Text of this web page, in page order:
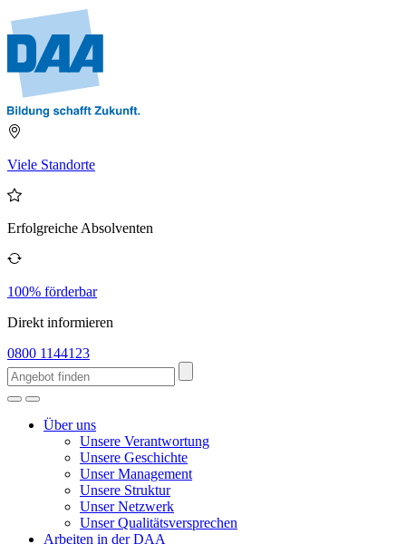
Viele Standorte
Erfolgreiche Absolventen
100% förderbar
Direkt informieren
0800 1144123
Über uns
Unsere Verantwortung
Unsere Geschichte
Unser Management
Unsere Struktur
Unser Netzwerk
Unser Qualitätsversprechen
Arbeiten in der DAA